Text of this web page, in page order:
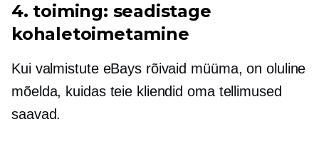
4. toiming: seadistage
kohaletoimetamine
Kui valmistute eBays rõivaid müüma, on oluline
mõelda, kuidas teie kliendid oma tellimused
saavad.